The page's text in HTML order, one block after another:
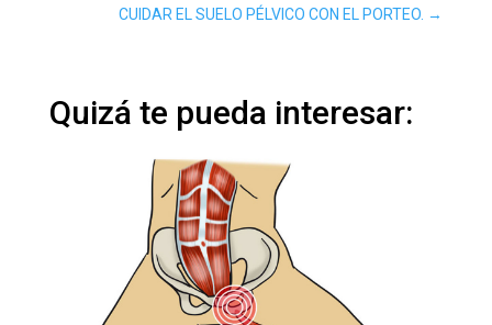
CUIDAR EL SUELO PÉLVICO CON EL PORTEO. →
Quizá te pueda interesar: